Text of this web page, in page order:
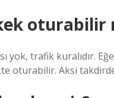
oturabilir
yok, trafik kuralıdır.
oturabilir. Aksi